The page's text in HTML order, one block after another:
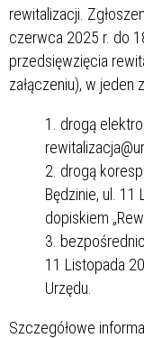
rewitalizacji.
czerwca 2025 r. do
przedsięwzięcia
załączeniu), w
drogą
drogą
Będzinie, ul. 11
dopiskiem
11 Listopada
Urzędu.
Szczegółowe